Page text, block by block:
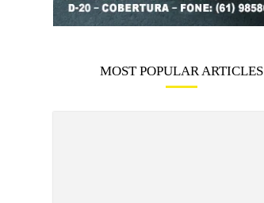
MOST POPULAR ARTICLES